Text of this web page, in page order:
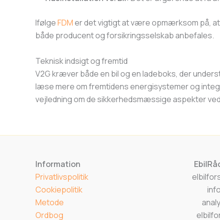
IfølgeFDMer det vigtigt at være opmærksom på, at
både producent og forsikringsselskab anbefales.
Teknisk indsigt og fremtid
V2G kræver både en bil og en ladeboks, der
læse mere om fremtidens energisystemer og
vejledning om de sikkerhedsmæssige aspekter
Information
Privatlivspolitik
Cookiepolitik
Metode
Ordbog